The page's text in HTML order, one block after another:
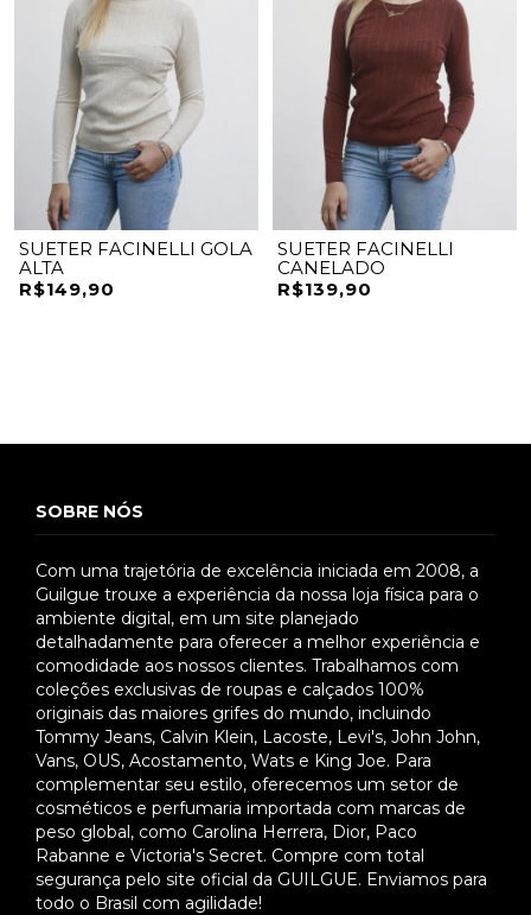
SUETER FACINELLI GOLA
ALTA
R$149,90
SUETER FACINELLI
CANELADO
R$139,90
SOBRE NÓS
Com uma trajetória de excelência iniciada em 2008, a
Guilgue trouxe a experiência da nossa loja física para o
ambiente digital, em um site planejado
detalhadamente para oferecer a melhor experiência e
comodidade aos nossos clientes. Trabalhamos com
coleções exclusivas de roupas e calçados 100%
originais das maiores grifes do mundo, incluindo
Tommy Jeans, Calvin Klein, Lacoste, Levi's, John John,
Vans, OUS, Acostamento, Wats e King Joe. Para
complementar seu estilo, oferecemos um setor de
cosméticos e perfumaria importada com marcas de
peso global, como Carolina Herrera, Dior, Paco
Rabanne e Victoria's Secret. Compre com total
segurança pelo site oficial da GUILGUE. Enviamos para
todo o Brasil com agilidade!